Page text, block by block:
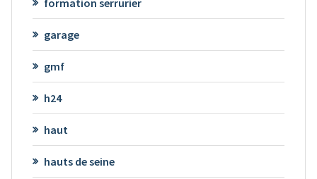
garage
gmf
h24
haut
hauts de seine